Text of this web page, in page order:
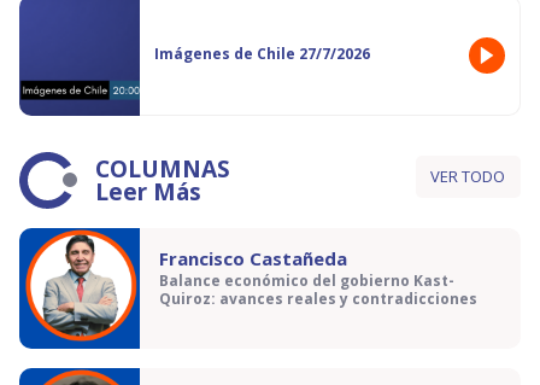
Imágenes de Chile 27/7/2026
COLUMNAS
Leer Más VER TODO
Francisco Castañeda
Balance económico del gobierno Kast-
Quiroz: avances reales y contradicciones